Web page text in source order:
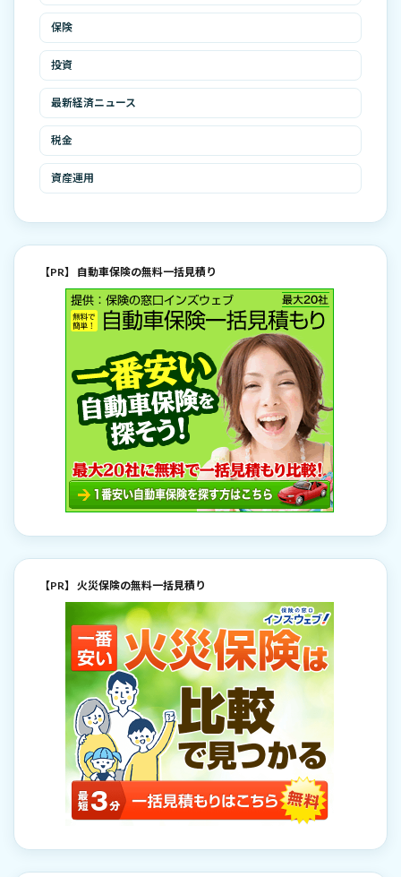
保険
投資
最新経済ニュース
税金
資産運用
【PR】 自動車保険の無料一括見積り
【PR】 火災保険の無料一括見積り